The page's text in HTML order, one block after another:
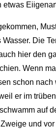
etwas
Die
hier den
Wenn
schon nach
er im
auf
und